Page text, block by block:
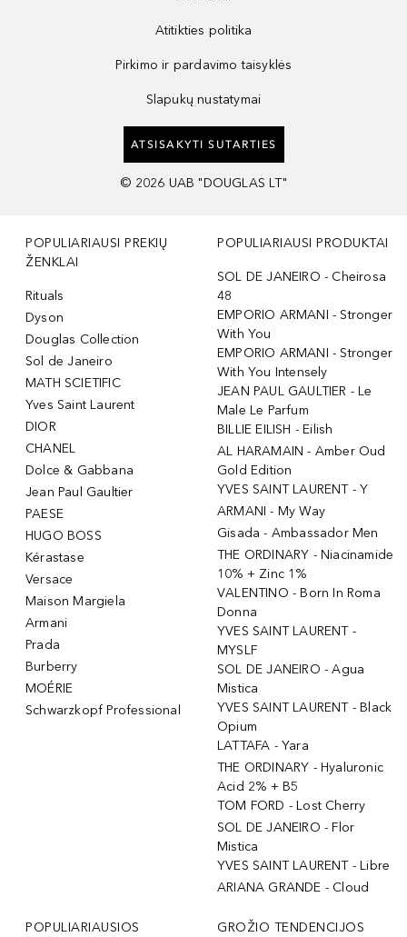
Atitikties politika
Pirkimo ir pardavimo taisyklės
Slapukų nustatymai
ATSISAKYTI SUTARTIES
© 2026 UAB "DOUGLAS LT"
POPULIARIAUSI PREKIŲ
ŽENKLAI
Rituals
Dyson
Douglas Collection
Sol de Janeiro
MATH SCIETIFIC
Yves Saint Laurent
DIOR
CHANEL
Dolce & Gabbana
Jean Paul Gaultier
PAESE
HUGO BOSS
Kérastase
Versace
Maison Margiela
Armani
Prada
Burberry
MOÉRIE
Schwarzkopf Professional
POPULIARIAUSI PRODUKTAI
SOL DE JANEIRO - Cheirosa
48
EMPORIO ARMANI - Stronger
With You
EMPORIO ARMANI - Stronger
With You Intensely
JEAN PAUL GAULTIER - Le
Male Le Parfum
BILLIE EILISH - Eilish
AL HARAMAIN - Amber Oud
Gold Edition
YVES SAINT LAURENT - Y
ARMANI - My Way
Gisada - Ambassador Men
THE ORDINARY - Niacinamide
10% + Zinc 1%
VALENTINO - Born In Roma
Donna
YVES SAINT LAURENT -
MYSLF
SOL DE JANEIRO - Agua
Mistica
YVES SAINT LAURENT - Black
Opium
LATTAFA - Yara
THE ORDINARY - Hyaluronic
Acid 2% + B5
TOM FORD - Lost Cherry
SOL DE JANEIRO - Flor
Mistica
YVES SAINT LAURENT - Libre
ARIANA GRANDE - Cloud
POPULIARIAUSIOS
GROŽIO TENDENCIJOS